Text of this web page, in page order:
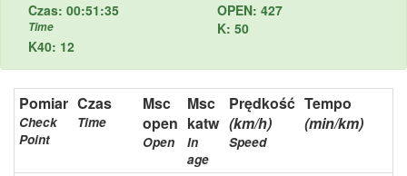
Czas: 00:51:35
Time
OPEN: 427
K: 50
K40: 12
Pomiar
Check
Point
Czas
Time
Msc
open
Open
Msc
katw
In
age
Prędkość
(km/h)
Speed
Tempo
(min/km)